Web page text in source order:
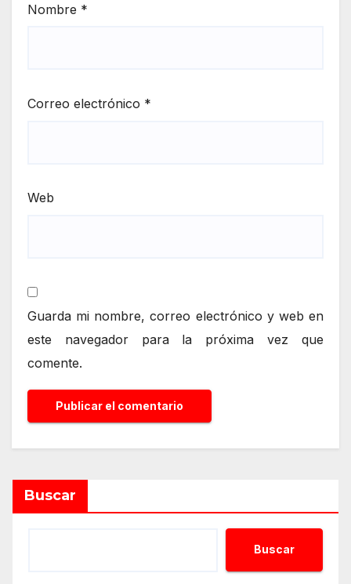
Nombre *
Correo electrónico *
Web
Guarda mi nombre, correo electrónico y web en
este navegador para la próxima vez que
comente.
Buscar
Buscar